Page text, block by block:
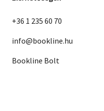
+36 1 235 60 70
info@bookline.hu
Bookline Bolt